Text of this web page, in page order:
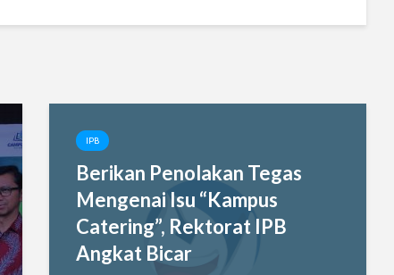
IPB
Berikan Penolakan Tegas
Mengenai Isu “Kampus
Catering”, Rektorat IPB
Angkat Bicar